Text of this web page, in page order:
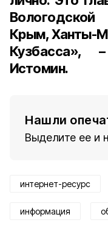
Вологодской
Крым, Ханты-
Кузбасса»,
Истомин.
Нашли
Выделите ее и
интернет-ресурс
информация